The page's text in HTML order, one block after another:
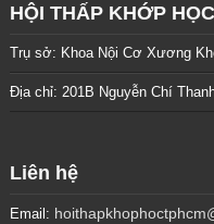
HỘI THẤP KHỚP
Trụ sở: Khoa Nội Cơ Xương
Địa chỉ: 201B Nguyễn Chí
Liên hệ
Email: